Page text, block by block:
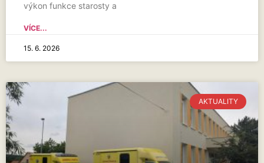
výkon funkce starosty a
VÍCE...
15. 6. 2026
AKTUALITY